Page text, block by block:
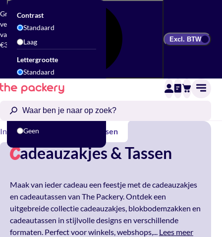
Gratis
verzending
vanaf
€300
Contrast
Standaard
Laag
Lettergrootte
Standaard
Groot
Geen
Excl. BTW
Inpakken Cadeauzakjes & Tassen
Cadeauzakjes & Tassen
Maak van ieder cadeau een feestje met de cadeauzakjes
en cadeautassen van The Packery. Ontdek een
uitgebreide collectie cadeauzakjes, blokbodemzakken en
cadeautassen in stijlvolle designs en verschillende
formaten. Perfect voor winkels, webshops,... Lees meer